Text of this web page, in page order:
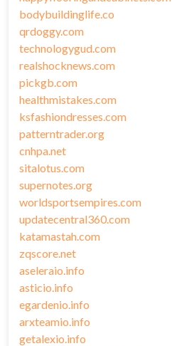
bodybuildinglife.co
qrdoggy.com
technologygud.com
realshocknews.com
pickgb.com
healthmistakes.com
ksfashiondresses.com
patterntrader.org
cnhpa.net
sitalotus.com
supernotes.org
worldsportsempires.com
updatecentral360.com
katamastah.com
zqscore.net
aseleraio.info
asticio.info
egardenio.info
arxteamio.info
getalexio.info